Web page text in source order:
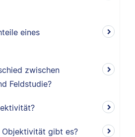
eines
zwischen
Feldstudie?
gibt es?